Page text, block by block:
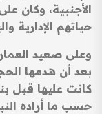
الأجنبية، وكان
حياتهم الإدارية
وعلى صعيد
بعد أن هدمها
كانت عليها قبل
حسب ما أراده